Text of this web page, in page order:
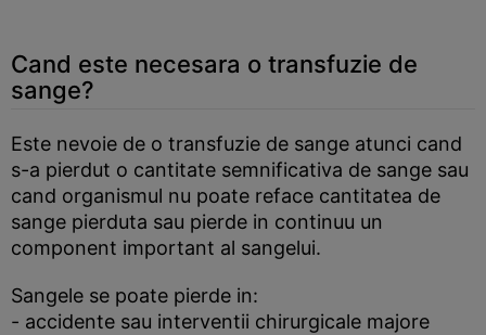
Cand este necesara o transfuzie de
sange?
Este nevoie de o transfuzie de sange atunci cand
s-a pierdut o cantitate semnificativa de sange sau
cand organismul nu poate reface cantitatea de
sange pierduta sau pierde in continuu un
component important al sangelui.
Sangele se poate pierde in:
- accidente sau interventii chirurgicale majore